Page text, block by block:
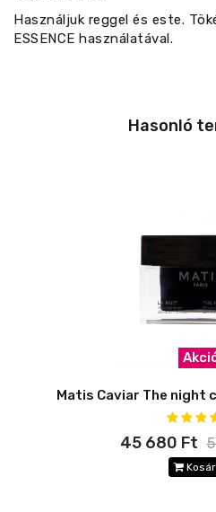
Használjuk reggel és este.
ESSENCE használatával.
Hasonló
Matis Caviar The night
45 680 Ft